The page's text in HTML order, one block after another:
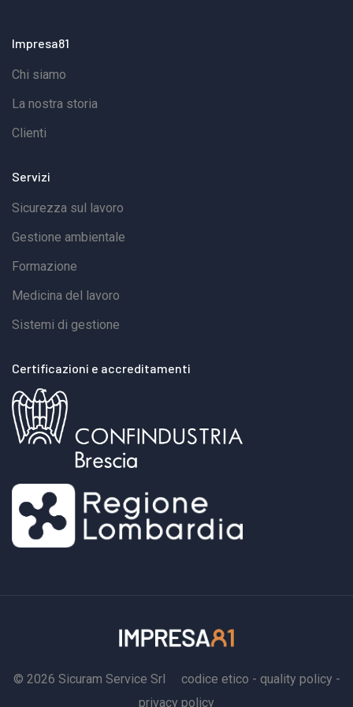
prove pratiche obbligatorie su attrezzature
reali.Niente e-learning o formazione a distanza:
tuo posto o richiedi maggiori informazioni:Scopri il
Impresa81
Chi siamo
La nostra storia
Clienti
Servizi
Sicurezza sul lavoro
Gestione ambientale
Formazione
Medicina del lavoro
Sistemi di gestione
Certificazioni e accreditamenti
© 2026 Sicuram Service Srl codice etico - quality policy -
privacy policy